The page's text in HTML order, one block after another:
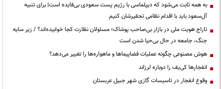
به همه ثابت می‌شود که دیپلماسی با رژیم پست سعودی بی‌فایده است| برای تنبیه
آل‌سعود باید با اقدام نظامی تحقیرشان کنیم
تاراج هویت ملی در بازار بی‌صاحب پوشاک؛ مسئولان نظارت کجا خوابیده‌اند؟ / زیر سایه
جنگ، جامعه در حال بی‌حیا شدن است
هوش مصنوعی چگونه عملیات فضاپیماها و ماهواره‌ها را تغییر می‌دهد؟
انفجارها کی‌یف را دوباره لرزاند
وقوع انفجار در تاسیسات گازی شهر جبیل عربستان